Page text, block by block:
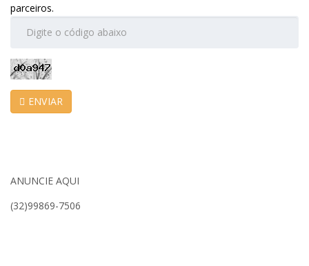
parceiros.
ENVIAR
ANUNCIE AQUI
(32)99869-7506